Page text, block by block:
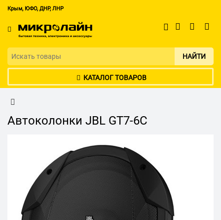
Крым, ЮФО, ДНР, ЛНР
НАЙТИ
КАТАЛОГ ТОВАРОВ
Автоколонки JBL GT7-6C